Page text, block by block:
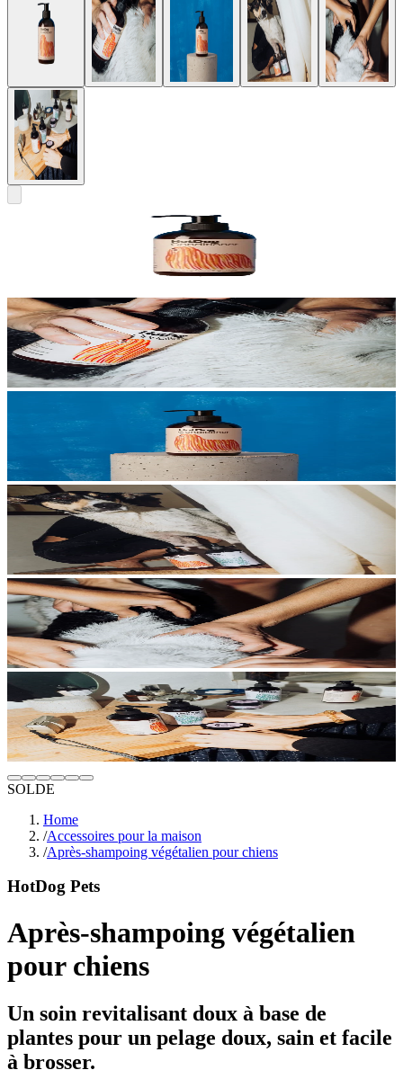
SOLDE
Home
/Accessoires pour la maison
/Après-shampoing végétalien pour chiens
HotDog Pets
Après-shampoing végétalien
pour chiens
Un soin revitalisant doux à base de
plantes pour un pelage doux, sain et facile
à brosser.